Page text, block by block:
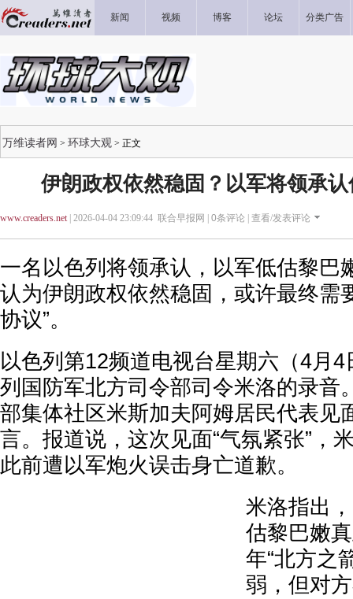
新闻 视频 博客 论坛 分类广告
万维读者网 > 环球大观 > 正文
伊朗政权依然稳固？以军将领承
www.creaders.net| 2026-04-04 23:09:44 联合早报网 | 0条评论 | 查看/发表评论
一名以色列将领承认，以军低估黎巴
认为伊朗政权依然稳固，或许最终需
协议”。
以色列第12频道电视台星期六（4月
列国防军北方司令部司令米洛的录音
部集体社区米斯加夫阿姆居民代表见
言。报道说，这次见面“气氛紧张”，
此前遭以军炮火误击身亡道歉。
米洛指出
估黎巴嫩
年“北方之
弱，但对